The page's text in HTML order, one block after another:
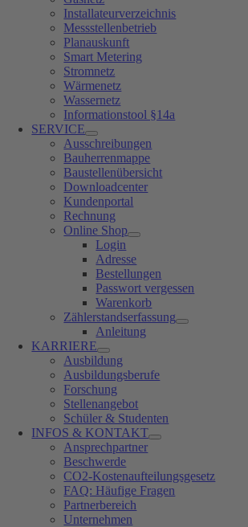
Installateurverzeichnis
Messstellenbetrieb
Planauskunft
Smart Metering
Stromnetz
Wärmenetz
Wassernetz
Informationstool §14a
SERVICE
Ausschreibungen
Bauherrenmappe
Baustellenübersicht
Downloadcenter
Kundenportal
Rechnung
Online Shop
Login
Adresse
Bestellungen
Passwort vergessen
Warenkorb
Zählerstandserfassung
Anleitung
KARRIERE
Ausbildung
Ausbildungsberufe
Forschung
Stellenangebot
Schüler & Studenten
INFOS & KONTAKT
Ansprechpartner
Beschwerde
CO2-Kostenaufteilungsgesetz
FAQ: Häufige Fragen
Partnerbereich
Unternehmen